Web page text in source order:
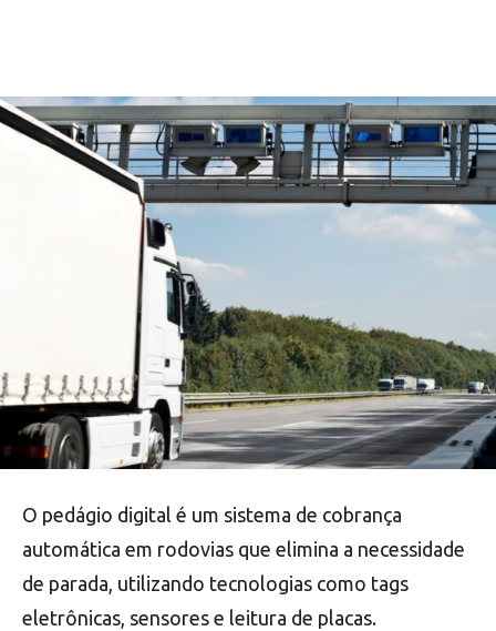
O pedágio digital é um sistema de cobrança
automática em rodovias que elimina a necessidade
de parada, utilizando tecnologias como tags
eletrônicas, sensores e leitura de placas.